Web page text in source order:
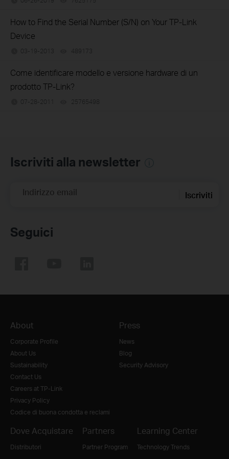
How to Find the Serial Number (S/N) on Your TP-Link
Device
03-19-2013 489173
Come identificare modello e versione hardware di un
prodotto TP-Link?
07-28-2011 25765498
Iscriviti alla newsletter
Indirizzo email Iscriviti
Seguici
About
Corporate Profile
About Us
Sustainability
Contact Us
Careers at TP-Link
Privacy Policy
Codice di buona condotta e reclami
Press
News
Blog
Security Advisory
Dove Acquistare
Distributori
Partners
Partner Program
Learning Center
Technology Trends